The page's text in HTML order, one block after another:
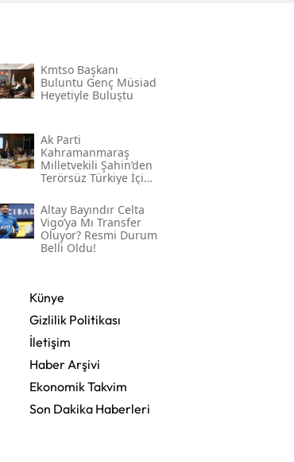
Kmtso Başkanı
Buluntu Genç Müsi̇ad
Heyetiyle Buluştu
Ak Parti
Kahramanmaraş
Milletvekili Şahin’den
Terörsüz Türkiye İçin
Altay Bayındır Celta
Vigo’ya Mı Transfer
Oluyor? Resmi Durum
Belli Oldu!
Künye
Gizlilik Politikası
İletişim
Haber Arşivi
Ekonomik Takvim
Son Dakika Haberleri